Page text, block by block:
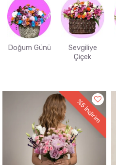
Doğum Günü
Sevgiliye
Çiçek
%5
indirim